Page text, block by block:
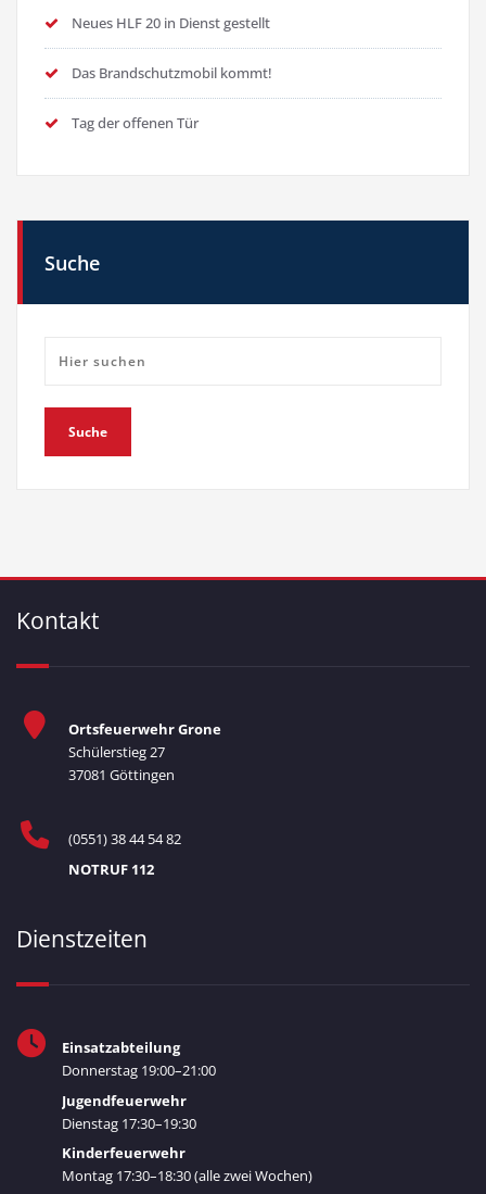
Neues HLF 20 in Dienst gestellt
Das Brandschutzmobil kommt!
Tag der offenen Tür
Suche
Kontakt
Ortsfeuerwehr Grone
Schülerstieg 27
37081 Göttingen
(0551) 38 44 54 82
NOTRUF 112
Dienstzeiten
Einsatzabteilung
Donnerstag 19:00–21:00
Jugendfeuerwehr
Dienstag 17:30–19:30
Kinderfeuerwehr
Montag 17:30–18:30 (alle zwei Wochen)